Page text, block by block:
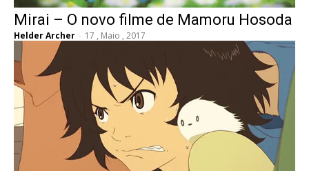
Mirai – O novo filme de Mamoru Hosoda
Helder Archer - 17 , Maio , 2017